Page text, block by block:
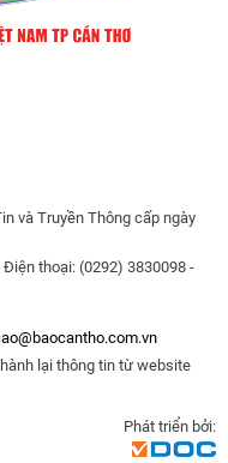
và Truyền Thông cấp ngày
Điện thoại: (0292) 3830098 -
lại thông tin từ website
Phát triển bởi: